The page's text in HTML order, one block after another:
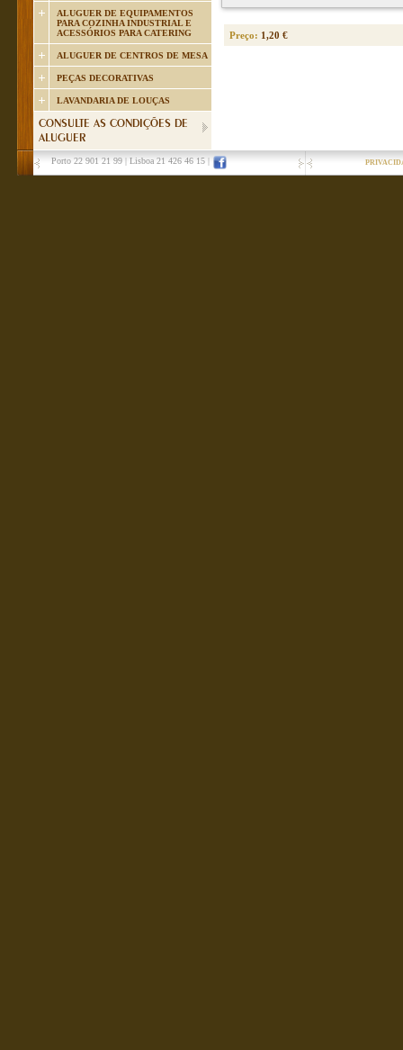
ALUGUER DE EQUIPAMENTOS
PARA COZINHA INDUSTRIAL E
ACESSÓRIOS PARA CATERING
ALUGUER DE CENTROS DE MESA
PEÇAS DECORATIVAS
LAVANDARIA DE LOUÇAS
CONSULTE AS CONDIÇÕES DE
ALUGUER
Preço: 1,20 €
Porto 22 901 21 99 Lisboa 21 426 46 15